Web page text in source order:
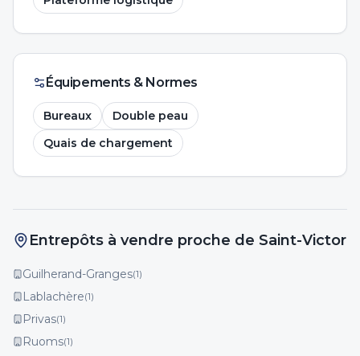
Équipements & Normes
Bureaux
Double peau
Quais de chargement
Entrepôts à vendre proche de Saint-Victor
Guilherand-Granges(1)
Lablachère(1)
Privas(1)
Ruoms(1)